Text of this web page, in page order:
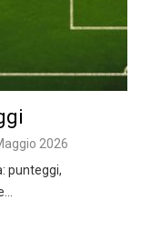
2026
punteggi,